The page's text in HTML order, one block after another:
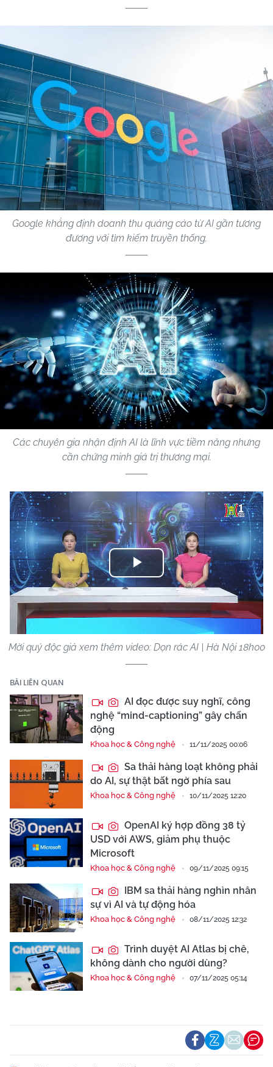
Google khẳng định doanh thu quảng cáo từ AI gần tương
đương với tìm kiếm truyền thống.
Các chuyên gia nhận định AI là lĩnh vực tiềm năng nhưng
cần chứng minh giá trị thương mại.
Play
Video
Mời quý độc giả xem thêm video: Dọn rác AI | Hà Nội 18h00
BÀI LIÊN QUAN
AI đọc được suy nghĩ, công
nghệ “mind-captioning” gây chấn
động
Khoa học & Công nghệ 11/11/2025 00:06
Sa thải hàng loạt không phải
do AI, sự thật bất ngờ phía sau
Khoa học & Công nghệ 10/11/2025 12:20
OpenAI ký hợp đồng 38 tỷ
USD với AWS, giảm phụ thuộc
Microsoft
Khoa học & Công nghệ 09/11/2025 09:15
IBM sa thải hàng nghìn nhân
sự vì AI và tự động hóa
Khoa học & Công nghệ 08/11/2025 12:32
Trình duyệt AI Atlas bị chê,
không dành cho người dùng?
Khoa học & Công nghệ 07/11/2025 05:14